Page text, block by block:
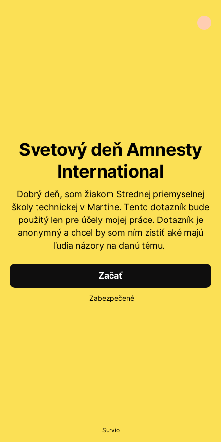
Svetový deň Amnesty
International
Dobrý deň, som žiakom Strednej priemyselnej
školy technickej v Martine. Tento dotazník bude
použitý len pre účely mojej práce. Dotazník je
anonymný a chcel by som ním zistiť aké majú
ľudia názory na danú tému.
Začať
Zabezpečené
Survio